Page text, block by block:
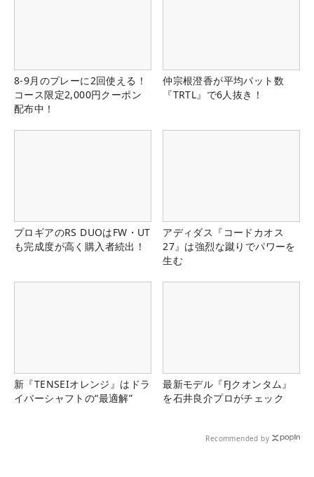
8-9月のプレーに2回使える！
コース限定2,000円クーポン
配布中！
仲宗根澄香が平均パット数
『TRTL』で6人抜き！
プロギアのRS DUOはFW・UT
も完成度が高く購入者続出！
アディダス『コードカオス
27』は強烈な蹴りでパワーを
生む
新『TENSEIオレンジ』はドラ
イバーシャフトの“最適解”
最新モデル『FJクオンタム』
を石井良介プロがチェック
Recommended by